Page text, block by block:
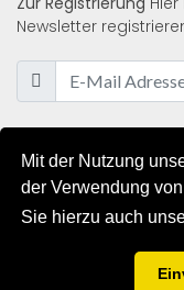
Mit der Nutzung
der Verwendung
Sie hierzu auch
Newsletter
© 2019 - 2021 -
AGB